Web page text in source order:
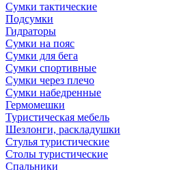
Сумки тактические
Подсумки
Гидраторы
Сумки на пояс
Сумки для бега
Сумки спортивные
Сумки через плечо
Сумки набедренные
Гермомешки
Туристическая мебель
Шезлонги, раскладушки
Стулья туристические
Столы туристические
Спальники